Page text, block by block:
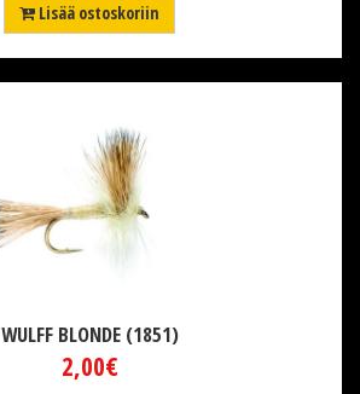
Lisää ostoskoriin
WULFF BLONDE (1851)
2,00€